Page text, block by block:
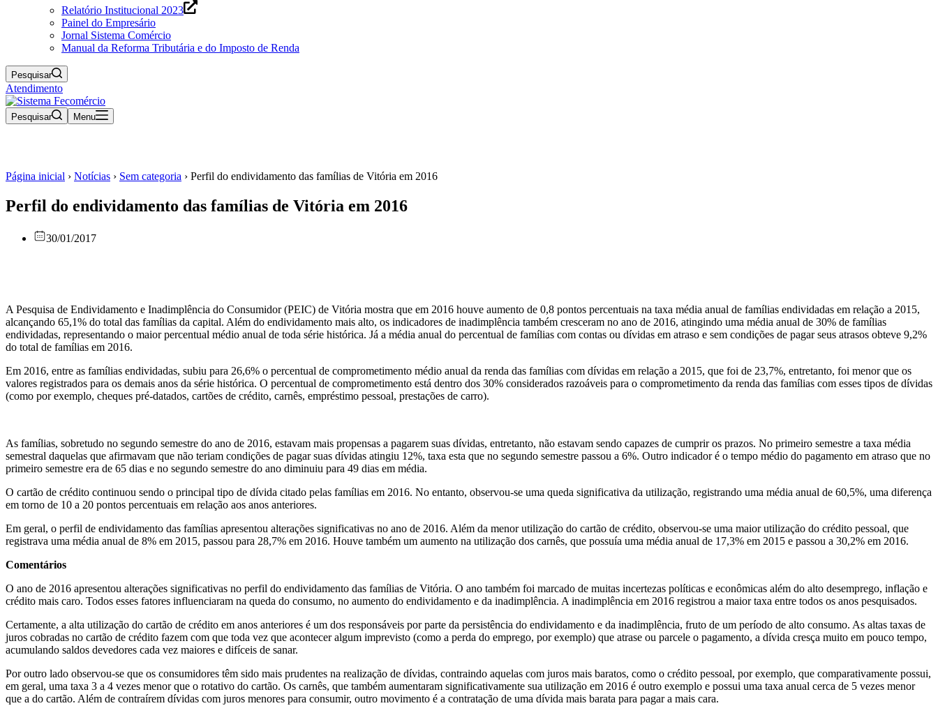
Relatório Institucional 2023
Painel do Empresário
Jornal Sistema Comércio
Manual da Reforma Tributária e do Imposto de Renda
Pesquisar
Atendimento
Pesquisar Menu
Página inicial › Notícias › Sem categoria › Perfil do endividamento das famílias de Vitória em 2016
Perfil do endividamento das famílias de Vitória em 2016
30/01/2017
A Pesquisa de Endividamento e Inadimplência do Consumidor (PEIC) de Vitória mostra que em 2016 houve aumento de 0,8 pontos percentuais na taxa média anual de famílias endividadas em relação a 2015,
alcançando 65,1% do total das famílias da capital. Além do endividamento mais alto, os indicadores de inadimplência também cresceram no ano de 2016, atingindo uma média anual de 30% de famílias
endividadas, representando o maior percentual médio anual de toda série histórica. Já a média anual do percentual de famílias com contas ou dívidas em atraso e sem condições de pagar seus atrasos obteve 9,2%
do total de famílias em 2016.
Em 2016, entre as famílias endividadas, subiu para 26,6% o percentual de comprometimento médio anual da renda das famílias com dívidas em relação a 2015, que foi de 23,7%, entretanto, foi menor que os
valores registrados para os demais anos da série histórica. O percentual de comprometimento está dentro dos 30% considerados razoáveis para o comprometimento da renda das famílias com esses tipos de dívidas
(como por exemplo, cheques pré-datados, cartões de crédito, carnês, empréstimo pessoal, prestações de carro).
As famílias, sobretudo no segundo semestre do ano de 2016, estavam mais propensas a pagarem suas dívidas, entretanto, não estavam sendo capazes de cumprir os prazos. No primeiro semestre a taxa média
semestral daquelas que afirmavam que não teriam condições de pagar suas dívidas atingiu 12%, taxa esta que no segundo semestre passou a 6%. Outro indicador é o tempo médio do pagamento em atraso que no
primeiro semestre era de 65 dias e no segundo semestre do ano diminuiu para 49 dias em média.
O cartão de crédito continuou sendo o principal tipo de dívida citado pelas famílias em 2016. No entanto, observou-se uma queda significativa da utilização, registrando uma média anual de 60,5%, uma diferença
em torno de 10 a 20 pontos percentuais em relação aos anos anteriores.
Em geral, o perfil de endividamento das famílias apresentou alterações significativas no ano de 2016. Além da menor utilização do cartão de crédito, observou-se uma maior utilização do crédito pessoal, que
registrava uma média anual de 8% em 2015, passou para 28,7% em 2016. Houve também um aumento na utilização dos carnês, que possuía uma média anual de 17,3% em 2015 e passou a 30,2% em 2016.
Comentários
O ano de 2016 apresentou alterações significativas no perfil do endividamento das famílias de Vitória. O ano também foi marcado de muitas incertezas políticas e econômicas além do alto desemprego, inflação e
crédito mais caro. Todos esses fatores influenciaram na queda do consumo, no aumento do endividamento e da inadimplência. A inadimplência em 2016 registrou a maior taxa entre todos os anos pesquisados.
Certamente, a alta utilização do cartão de crédito em anos anteriores é um dos responsáveis por parte da persistência do endividamento e da inadimplência, fruto de um período de alto consumo. As altas taxas de
juros cobradas no cartão de crédito fazem com que toda vez que acontecer algum imprevisto (como a perda do emprego, por exemplo) que atrase ou parcele o pagamento, a dívida cresça muito em pouco tempo,
acumulando saldos devedores cada vez maiores e difíceis de sanar.
Por outro lado observou-se que os consumidores têm sido mais prudentes na realização de dívidas, contraindo aquelas com juros mais baratos, como o crédito pessoal, por exemplo, que comparativamente possui,
em geral, uma taxa 3 a 4 vezes menor que o rotativo do cartão. Os carnês, que também aumentaram significativamente sua utilização em 2016 é outro exemplo e possui uma taxa anual cerca de 5 vezes menor
que a do cartão. Além de contraírem dívidas com juros menores para consumir, outro movimento é a contratação de uma dívida mais barata para pagar a mais cara.